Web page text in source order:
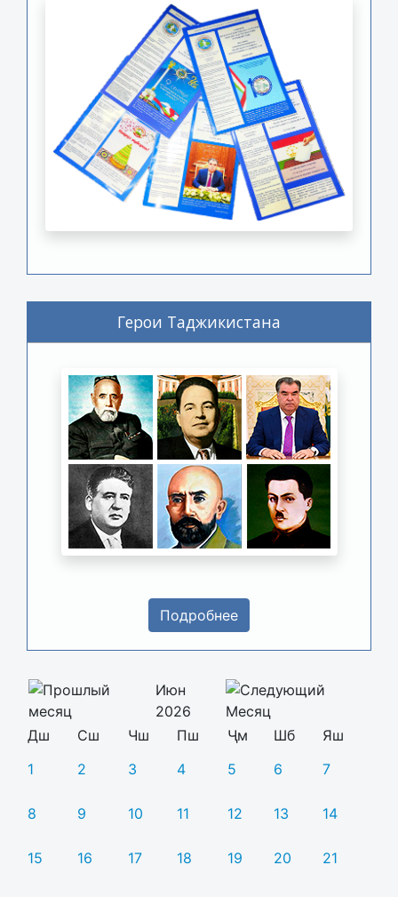
Герои Таджикистана
Подробнее
Июн
2026
Дш
Сш Чш Пш Ҷм Шб
Яш
1
2 3 4 5 6 7
8 9 10 11 12 13 14
15 16 17 18 19 20 21